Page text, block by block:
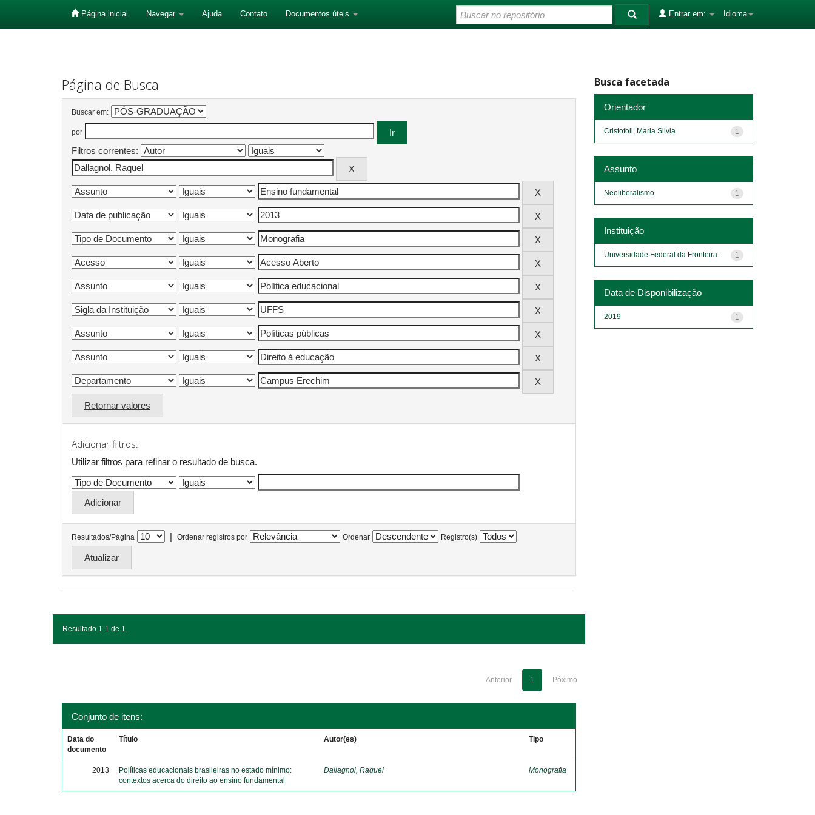
Página inicial Navegar Ajuda Contato Documentos úteis Idioma
Entrar em:
Página de Busca
Buscar em:
por
Filtros correntes:
Retornar valores
Adicionar filtros:
Utilizar filtros para refinar o resultado de busca.
Resultados/Página | Ordenar registros por Ordenar Registro(s)
Resultado 1-1 de 1.
Anterior 1 Póximo
Conjunto de itens:
Data do
documento
Título Autor(es) Tipo
2013
Políticas educacionais brasileiras no estado mínimo:
contextos acerca do direito ao ensino fundamental
Dallagnol, Raquel Monografia
Busca facetada
Orientador
1
Cristofoli, Maria Silvia
Assunto
1
Neoliberalismo
Instituição
1
Universidade Federal da Fronteira...
Data de Disponibilização
1
2019